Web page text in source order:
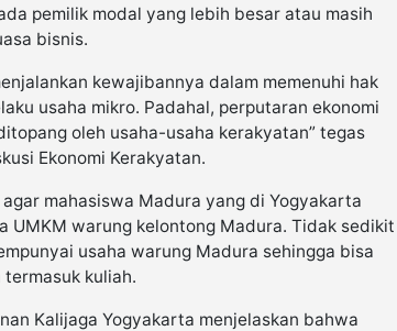
pemilik modal yang lebih besar atau masih
bisnis.
kewajibannya dalam memenuhi hak
usaha mikro. Padahal, perputaran ekonomi
oleh usaha-usaha kerakyatan” tegas
Ekonomi Kerakyatan.
mahasiswa Madura yang di Yogyakarta
UMKM warung kelontong Madura. Tidak sedikit
usaha warung Madura sehingga bisa
kuliah.
Kalijaga Yogyakarta menjelaskan bahwa